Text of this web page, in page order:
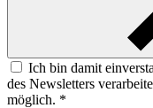
Ich bin damit
des Newsletters
möglich. *